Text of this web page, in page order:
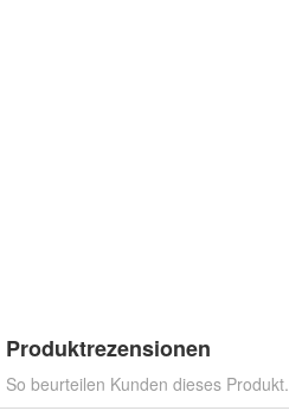
Produktrezensionen
So beurteilen Kunden dieses Produkt.